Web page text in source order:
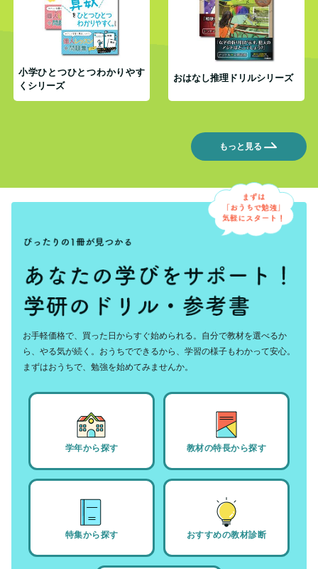
小学ひとつひとつわかりやす
くシリーズ
おはなし推理ドリルシリーズ
もっと見る
お手軽価格で、買った日からすぐ始められる。自分で教材を選べるか
ら、やる気が続く。おうちでできるから、学習の様子もわかって安心。
まずはおうちで、勉強を始めてみませんか。
学年から探す 教材の特長から探す
特集から探す おすすめの教材診断